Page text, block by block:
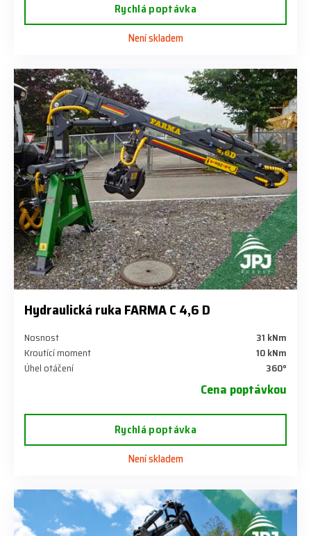
Rychlá poptávka
Není skladem
Hydraulická ruka FARMA C 4,6 D
Nosnost
31 kNm
Kroutící moment
10 kNm
Úhel otáčení
360°
Cena poptávkou
Rychlá poptávka
Není skladem